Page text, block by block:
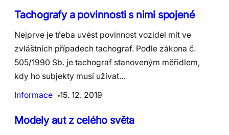
Tachografy a povinnosti s nimi spojené
Nejprve je třeba uvést povinnost vozidel mít ve
zvláštních případech tachograf. Podle zákona č.
505/1990 Sb. je tachograf stanoveným měřidlem,
kdy ho subjekty musí užívat…
Informace
15. 12. 2019
Modely aut z celého světa